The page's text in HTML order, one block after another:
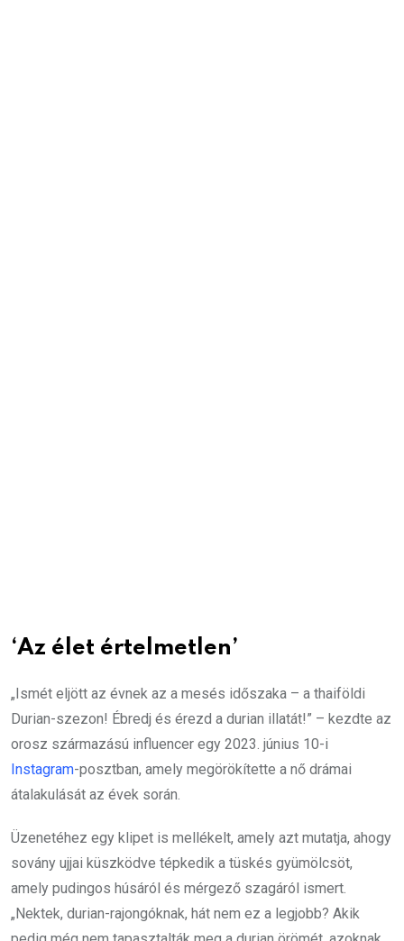
‘Az élet értelmetlen’
„Ismét eljött az évnek az a mesés időszaka – a thaiföldi
Durian-szezon! Ébredj és érezd a durian illatát!” – kezdte az
orosz származású influencer egy 2023. június 10-i
Instagram-posztban, amely megörökítette a nő drámai
átalakulását az évek során.
Üzenetéhez egy klipet is mellékelt, amely azt mutatja, ahogy
sovány ujjai küszködve tépkedik a tüskés gyümölcsöt,
amely pudingos húsáról és mérgező szagáról ismert.
„Nektek, durian-rajongóknak, hát nem ez a legjobb? Akik